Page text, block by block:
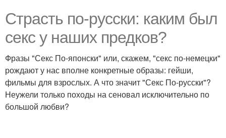
Страсть по-русски: каким был
секс у наших предков?
Фразы "Секс По-японски" или, скажем, "секс по-немецки"
рождают у нас вполне конкретные образы: гейши,
фильмы для взрослых. А что значит "Секс По-русски"?
Неужели только походы на сеновал исключительно по
большой любви?